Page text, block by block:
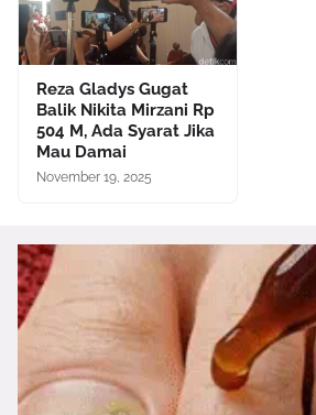
Reza Gladys Gugat
Balik Nikita Mirzani Rp
504 M, Ada Syarat Jika
Mau Damai
November 19, 2025